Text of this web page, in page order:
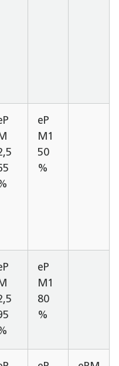
eP
M1
50
%
eP
M1
80
%